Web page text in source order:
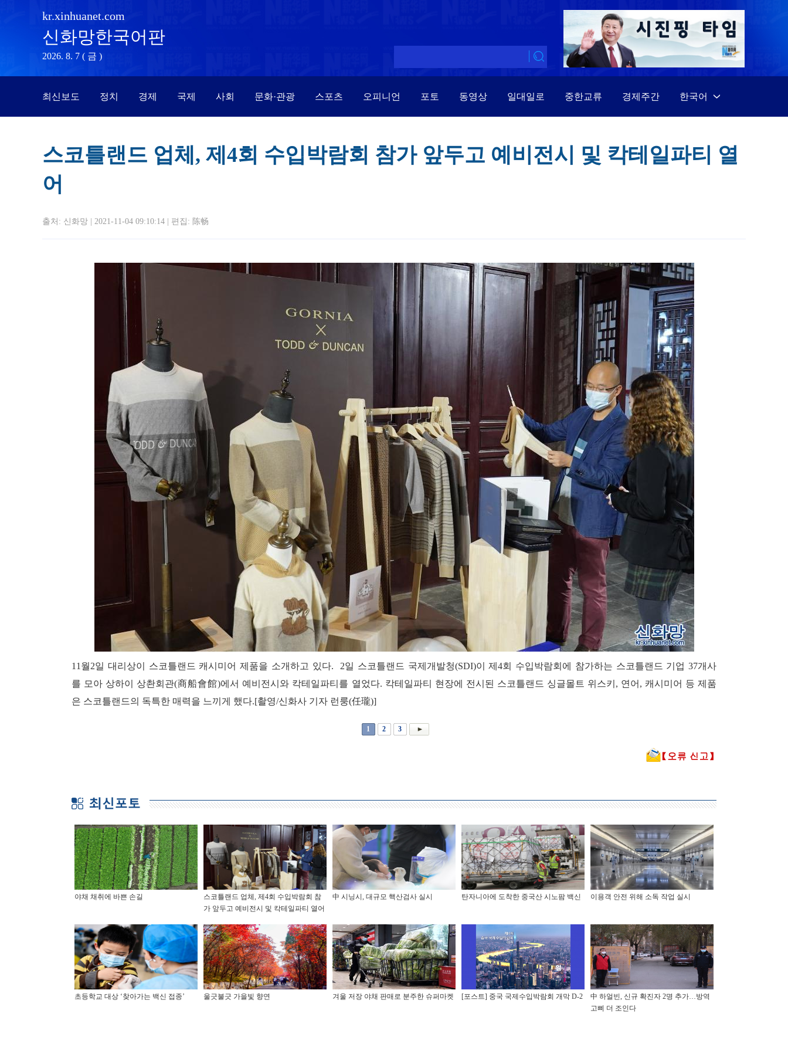
kr.xinhuanet.com
신화망한국어판
2026. 8. 7 ( 금 )
최신보도 정치 경제 국제 사회 문화·관광 스포츠 오피니언 포토 동영상 일대일로 중한교류 경제주간 한국어
Español
Português
스코틀랜드 업체, 제4회 수입박람회 참가 앞두고 예비전시 및 칵테일파티 열
어
출처: 신화망 | 2021-11-04 09:10:14 | 편집: 陈畅
11월2일 대리상이 스코틀랜드 캐시미어 제품을 소개하고 있다. 2일 스코틀랜드 국제개발청(SDI)이 제4회 수입박람회에 참가하는 스코틀랜드 기업 37개사
를 모아 상하이 상촨회관(商船會館)에서 예비전시와 칵테일파티를 열었다. 칵테일파티 현장에 전시된 스코틀랜드 싱글몰트 위스키, 연어, 캐시미어 등 제품
은 스코틀랜드의 독특한 매력을 느끼게 했다.[촬영/신화사 기자 런룽(任瓏)]
1 2 3
야채 채취에 바쁜 손길
스코틀랜드 업체, 제4회 수입박람회 참
가 앞두고 예비전시 및 칵테일파티 열어
中 시닝시, 대규모 핵산검사 실시 탄자니아에 도착한 중국산 시노팜 백신 이용객 안전 위해 소독 작업 실시
초등학교 대상 ‘찾아가는 백신 접종’ 울긋불긋 가을빛 향연 겨울 저장 야채 판매로 분주한 슈퍼마켓 [포스트] 중국 국제수입박람회 개막 D-2
中 하얼빈, 신규 확진자 2명 추가…방역
고삐 더 조인다